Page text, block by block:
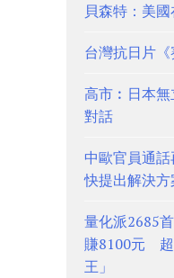
貝森特：美
台灣抗日片
高市︰日本
對話
中歐官員通
快提出解決方
量化派2685
賺8100元 超
王」